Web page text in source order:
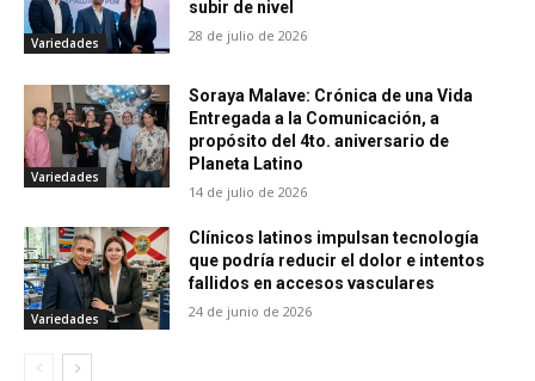
Variedades
subir de nivel
28 de julio de 2026
Variedades
Soraya Malave: Crónica de una Vida
Entregada a la Comunicación, a
propósito del 4to. aniversario de
Planeta Latino
14 de julio de 2026
Variedades
Clínicos latinos impulsan tecnología
que podría reducir el dolor e intentos
fallidos en accesos vasculares
24 de junio de 2026